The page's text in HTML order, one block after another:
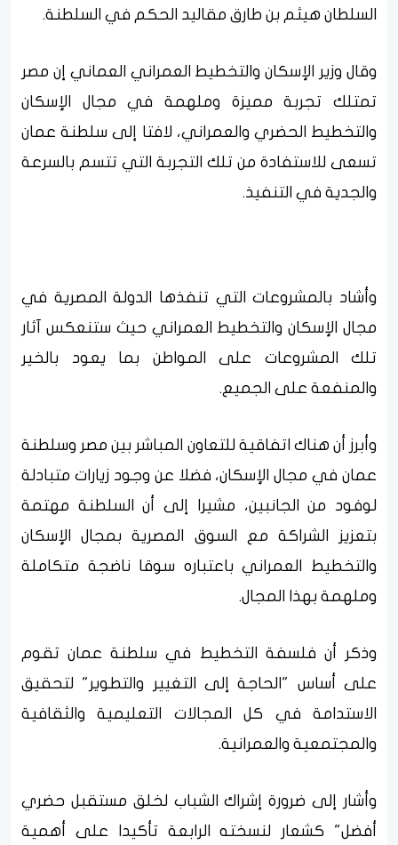
السلطان هيثم بن طارق مقاليد الحكم في السلطنة.
وقال وزير الإسكان والتخطيط العمراني العماني إن مصر
تمتلك تجربة مميزة وملهمة في مجال الإسكان
والتخطيط الحضري والعمراني، لافتا إلى سلطنة عمان
تسعى للاستفادة من تلك التجربة التي تتسم بالسرعة
والجدية في التنفيذ.
وأشاد بالمشروعات التي تنفذها الدولة المصرية في
مجال الإسكان والتخطيط العمراني حيث ستنعكس آثار
تلك المشروعات على المواطن بما يعود بالخير
والمنفعة على الجميع.
وأبرز أن هناك اتفاقية للتعاون المباشر بين مصر وسلطنة
عمان في مجال الإسكان، فضلا عن وجود زيارات متبادلة
لوفود من الجانبين، مشيرا إلى أن السلطنة مهتمة
بتعزيز الشراكة مع السوق المصرية بمجال الإسكان
والتخطيط العمراني باعتباره سوقا ناضجة متكاملة
وملهمة بهذا المجال.
وذكر أن فلسفة التخطيط في سلطنة عمان تقوم
على أساس "الحاجة إلى التغيير والتطوير" لتحقيق
الاستدامة في كل المجالات التعليمية والثقافية
والمجتمعية والعمرانية.
وأشار إلى ضرورة إشراك الشباب لخلق مستقبل حضري
أفضل" كشعار لنسخته الرابعة تأكيدا على أهمية